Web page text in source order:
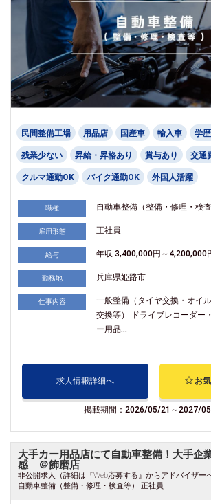
民間整備工場 用品店 国産車 輸入車 学
残業少ない 昇給・昇格あり 賞与あり 交通
クルマ通勤OK バイク通勤OK 外国人活躍
職種 自動車整備（整備・修理・検査
雇用形態 正社員
給与 年収 3,400,000円～4,200,000
勤務地 兵庫県姫路市
仕事内容
一般整備（タイヤ交換・オイ
交換等） ドライブレコーダー
ー用品...
求人情報詳細へ お
掲載期間：2026/05/21～2027/
大手カー用品店にて自動車整備！大手企
感 ＠飾磨店
非公開求人（詳細は『Web応募する』からアドバイザー
自動車整備（整備・修理・検査等） 正社員